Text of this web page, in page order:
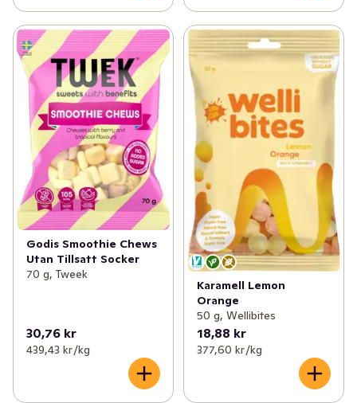
Godis Smoothie Chews
Utan Tillsatt Socker
70 g, Tweek
30,76 kr
439,43 kr /kg
Karamell Lemon
Orange
50 g, Wellibites
18,88 kr
377,60 kr /kg